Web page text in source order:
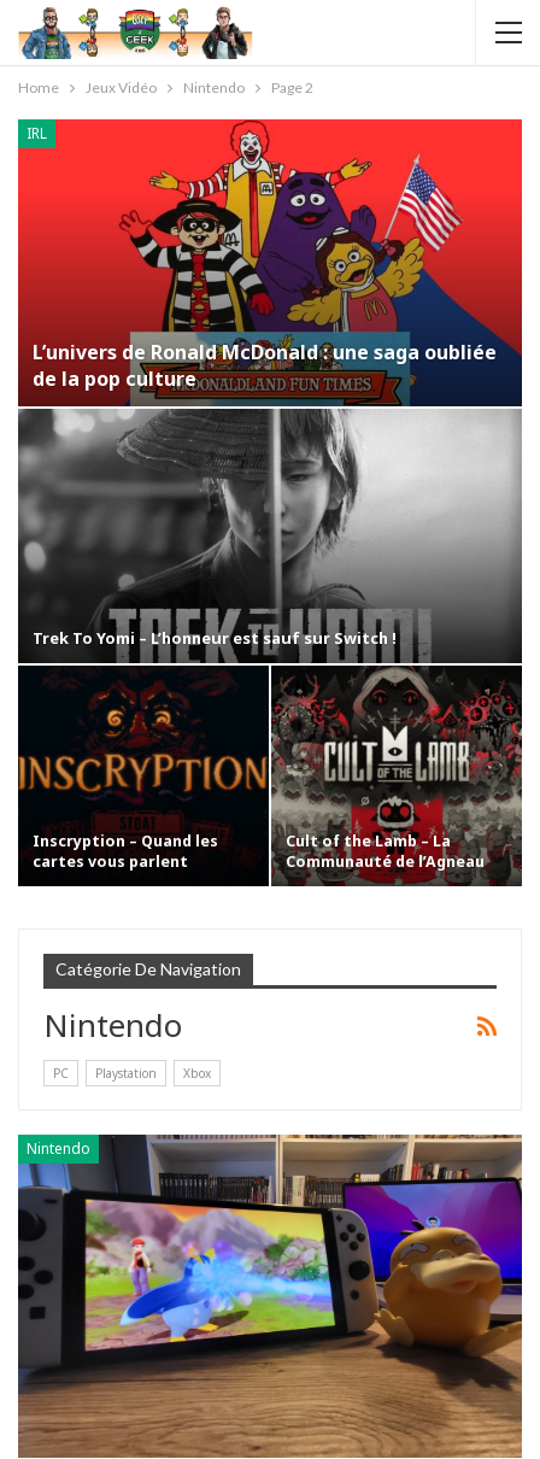
Home Jeux Vidéo Nintendo Page 2
IRL
L’univers de Ronald McDonald : une saga oubliée
de la pop culture
Trek To Yomi – L’honneur est sauf sur Switch !
Inscryption – Quand les
cartes vous parlent
Cult of the Lamb – La
Communauté de l’Agneau
Catégorie De Navigation
Nintendo
PC Playstation Xbox
Nintendo